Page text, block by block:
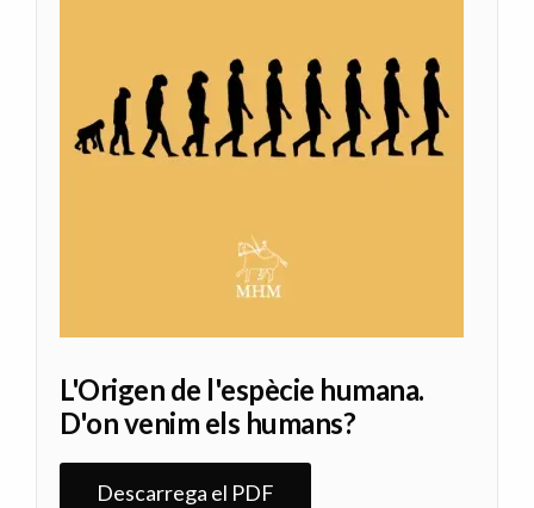
L'Origen de l'espècie humana.
D'on venim els humans?
Descarrega el PDF